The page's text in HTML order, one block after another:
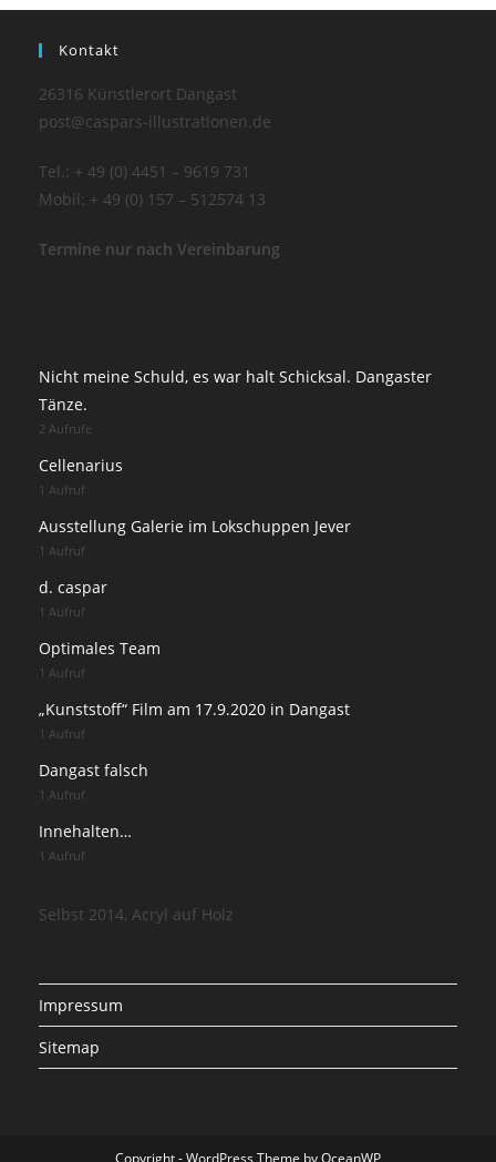
Kontakt
26316 Künstlerort Dangast
post@caspars-illustrationen.de
Tel.: + 49 (0) 4451 – 9619 731
Mobil: + 49 (0) 157 – 512574 13
Termine nur nach Vereinbarung
Nicht meine Schuld, es war halt Schicksal. Dangaster
Tänze.
2 Aufrufe
Cellenarius
1 Aufruf
Ausstellung Galerie im Lokschuppen Jever
1 Aufruf
d. caspar
1 Aufruf
Optimales Team
1 Aufruf
„Kunststoff“ Film am 17.9.2020 in Dangast
1 Aufruf
Dangast falsch
1 Aufruf
Innehalten…
1 Aufruf
Selbst 2014, Acryl auf Holz
Impressum
Sitemap
Copyright - WordPress Theme by OceanWP